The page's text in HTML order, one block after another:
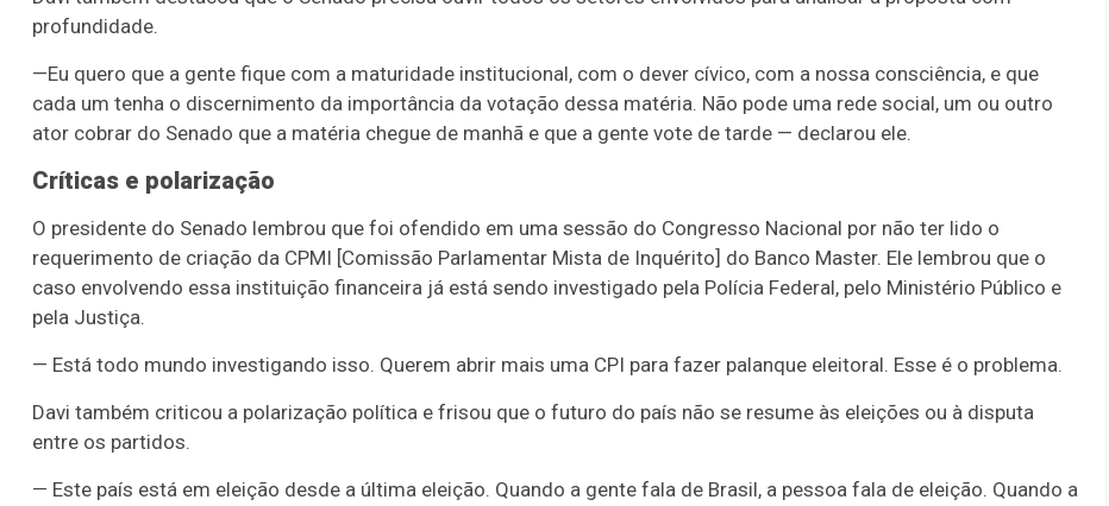
profundidade.
—Eu quero que a gente fique com a maturidade institucional, com o dever cívico, com a nossa consciência, e que
cada um tenha o discernimento da importância da votação dessa matéria. Não pode uma rede social, um ou outro
ator cobrar do Senado que a matéria chegue de manhã e que a gente vote de tarde — declarou ele.
Críticas e polarização
O presidente do Senado lembrou que foi ofendido em uma sessão do Congresso Nacional por não ter lido o
requerimento de criação da CPMI [Comissão Parlamentar Mista de Inquérito] do Banco Master. Ele lembrou que o
caso envolvendo essa instituição financeira já está sendo investigado pela Polícia Federal, pelo Ministério Público e
pela Justiça.
— Está todo mundo investigando isso. Querem abrir mais uma CPI para fazer palanque eleitoral. Esse é o problema.
Davi também criticou a polarização política e frisou que o futuro do país não se resume às eleições ou à disputa
entre os partidos.
— Este país está em eleição desde a última eleição. Quando a gente fala de Brasil, a pessoa fala de eleição. Quando a